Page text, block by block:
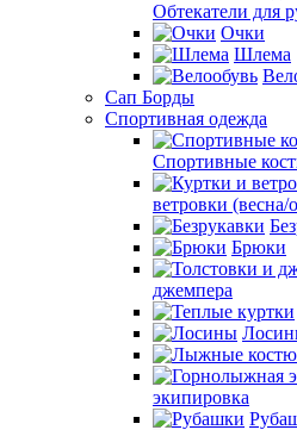
Обтекатели для
Очки
Шлема
Сап Борды
Спортивная одежда
Спортивные
ветровки (весна/
Брюки
джемпера
экипировка